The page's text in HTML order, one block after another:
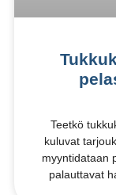
Teetkö
kuluvat
myyntidataan
palauttavat